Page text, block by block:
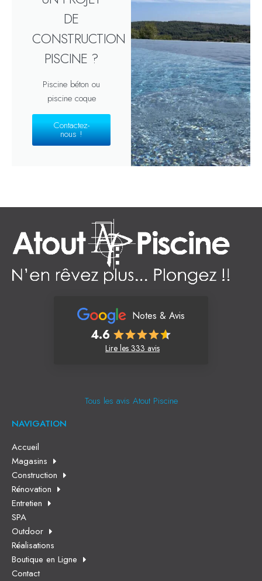
DE
CONSTRUCTION
PISCINE ?
Piscine béton ou
piscine coque
Contactez-
nous !
Notes & Avis
4.6
Lire les 333 avis
Tous les avis Atout Piscine
NAVIGATION
Accueil
Magasins
Construction
Rénovation
Entretien
SPA
Outdoor
Réalisations
Boutique en Ligne
Contact